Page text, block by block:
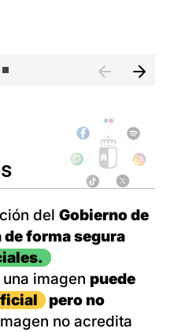
del Gobierno de
forma segura
imagen puede
pero no
no acredita